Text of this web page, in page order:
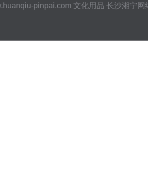
pinpai.com 文化用品 长沙湘宁网